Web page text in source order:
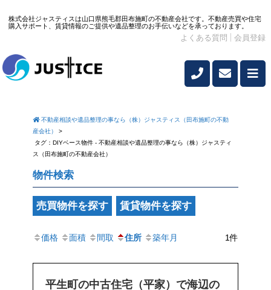
株式会社ジャスティスは山口県熊毛郡田布施町の不動産会社です。不動産売買や住宅
購入サポート、賃貸情報のご提供や遺品整理のお手伝いなどを承っております。
よくある質問 会員登録
不動産相談や遺品整理の事なら（株）ジャスティス（田布施町の不動
産会社）
>
タグ：DIYベース物件 - 不動産相談や遺品整理の事なら（株）ジャスティ
ス（田布施町の不動産会社）
物件検索
売買物件を探す 賃貸物件を探す
価格 面積 間取 住所 築年月 1件
平生町の中古住宅（平家）で海辺の